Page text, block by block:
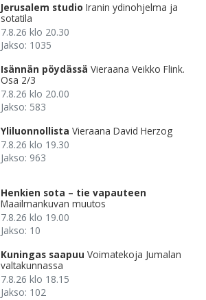
Jerusalem studio Iranin ydinohjelma ja
sotatila
7.8.26 klo 20.30
Jakso: 1035
Isännän pöydässä Vieraana Veikko Flink.
Osa 2/3
7.8.26 klo 20.00
Jakso: 583
Yliluonnollista Vieraana David Herzog
7.8.26 klo 19.30
Jakso: 963
Henkien sota – tie vapauteen
Maailmankuvan muutos
7.8.26 klo 19.00
Jakso: 10
Kuningas saapuu Voimatekoja Jumalan
valtakunnassa
7.8.26 klo 18.15
Jakso: 102